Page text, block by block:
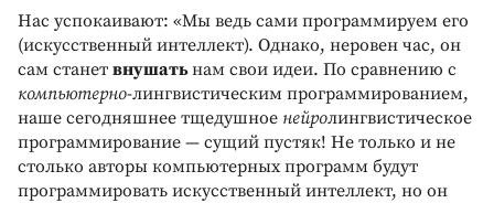
Нас успокаивают: «Мы ведь сами программируем его
(искусственный интеллект). Однако, неровен час, он
сам станет внушатьнам свои идеи. По сравнению с
компьютерно-лингвистическим программированием,
наше сегодняшнее тщедушное нейролингвистическое
программирование — сущий пустяк! Не только и не
столько авторы компьютерных программ будут
программировать искусственный интеллект, но он